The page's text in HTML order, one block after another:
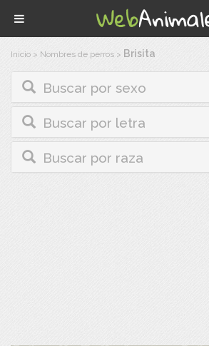
Inicio > Nombres de perros > Brisita
Buscar por sexo
Buscar por letra
Buscar por raza